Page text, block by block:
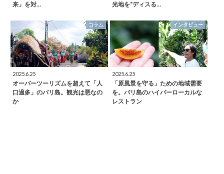
来」を対…
光地を“ディスる…
コラム
2025.6.25
オーバーツーリズムを超えて「人
口過多」のバリ島。観光は悪なの
か
インタビュー
2025.6.25
「原風景を守る」ための地域需要
を。バリ島のハイパーローカルな
レストラン